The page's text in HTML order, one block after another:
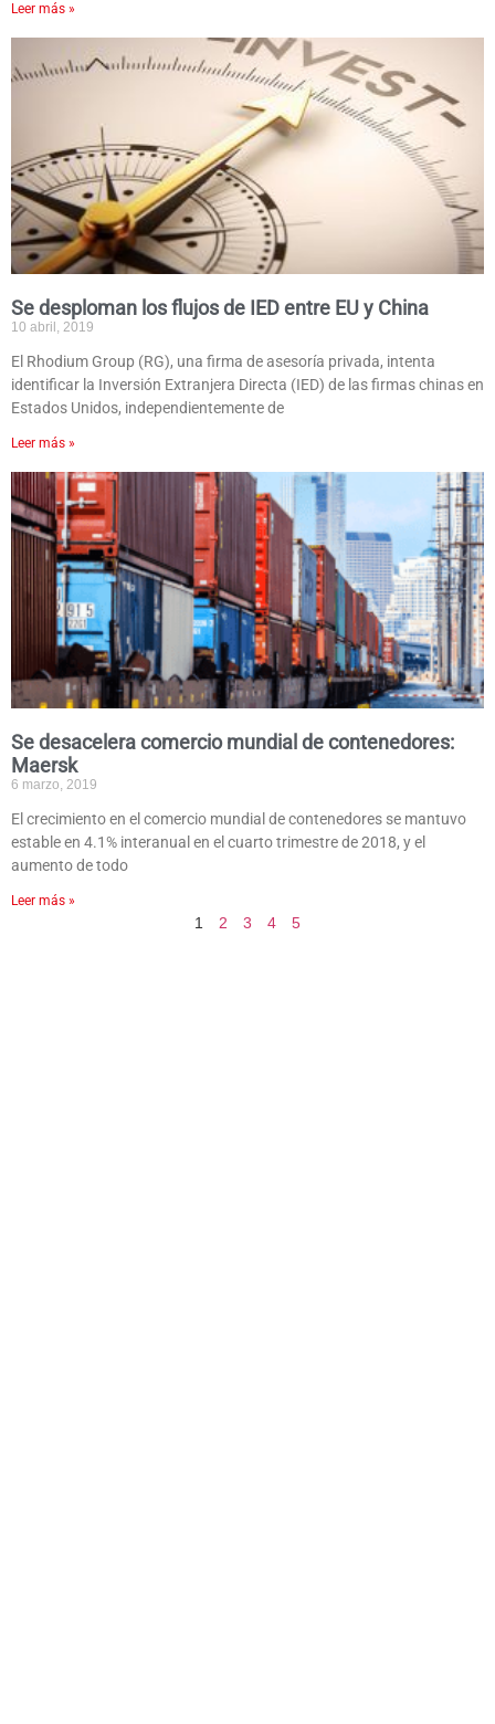
Leer más »
Se desploman los flujos de IED entre EU y China
10 abril, 2019
El Rhodium Group (RG), una firma de asesoría privada, intenta
identificar la Inversión Extranjera Directa (IED) de las firmas chinas en
Estados Unidos, independientemente de
Leer más »
Se desacelera comercio mundial de contenedores:
Maersk
6 marzo, 2019
El crecimiento en el comercio mundial de contenedores se mantuvo
estable en 4.1% interanual en el cuarto trimestre de 2018, y el
aumento de todo
Leer más »
1 2 3 4 5